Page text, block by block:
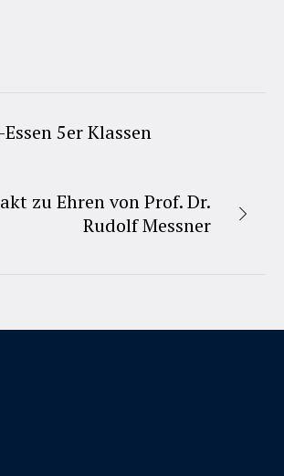
5er Klassen
zu Ehren von Prof. Dr.
Rudolf Messner